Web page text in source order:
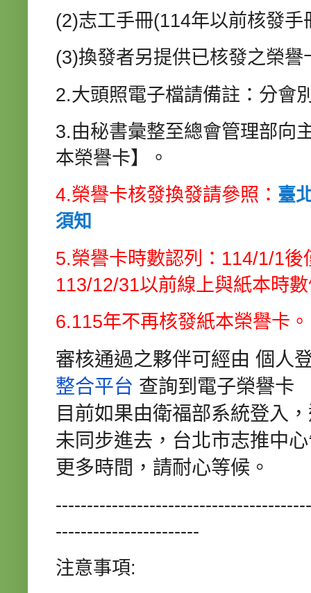
(2)志工手冊(114年以前核發
(3)換發者另提供已核發之榮
2.大頭照電子檔請備註：分會
3.由秘書彙整至總會管理部向
本榮譽卡】。
4.榮譽卡核發換發請參照： 臺
須知
5.榮譽卡時數認列：114/1/1
113/12/31以前線上與紙本時
6.115年不再核發紙本榮譽卡。
審核通過之夥伴可經由 個人
整合平台 查詢到電子榮譽卡
目前如果由衛福部系統登入
未同步進去，台北市志推中
更多時間，請耐心等候。
-----------------------
注意事項: